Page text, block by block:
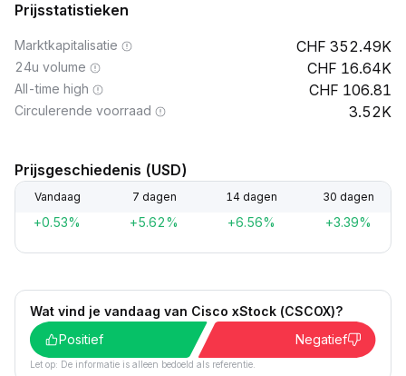
Prijsstatistieken
Marktkapitalisatie 352.49K
24u volume 16.64K
All-time high 106.81
Circulerende voorraad 3.52K
Prijsgeschiedenis (USD)
Vandaag 7 dagen 14 dagen 30 dagen
+0.53% +5.62% +6.56% +3.39%
Wat vind je vandaag van Cisco xStock (CSCOX)?
Positief
Negatief
Let op: De informatie is alleen bedoeld als referentie.